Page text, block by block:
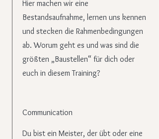
Hier machen wir eine
Bestandsaufnahme, lernen uns kennen
und stecken die Rahmenbedingungen
ab. Worum geht es und was sind die
größten „Baustellen“ für dich oder
euch in diesem Training?
Communication
Du bist ein Meister, der übt oder eine